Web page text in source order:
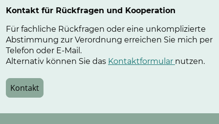
Kontakt für Rückfragen und Kooperation
Für fachliche Rückfragen oder eine unkomplizierte
Abstimmung zur Verordnung erreichen Sie mich per
Telefon oder E-Mail.
Alternativ können Sie das Kontaktformular nutzen.
Kontakt